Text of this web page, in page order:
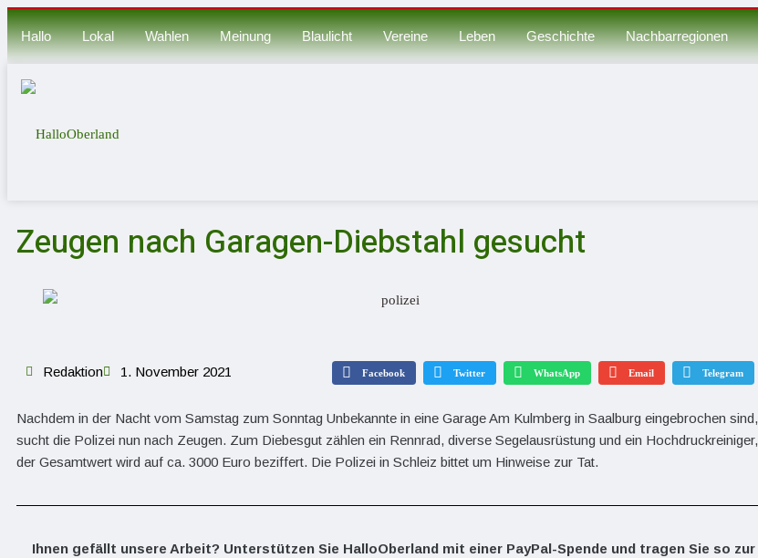
Hallo Lokal Wahlen Meinung Blaulicht Vereine Leben Geschichte Nachbarregionen
Zeugen nach Garagen-Diebstahl gesucht
Redaktion 1. November 2021 Facebook Twitter WhatsApp Email Telegram
Nachdem in der Nacht vom Samstag zum Sonntag Unbekannte in eine Garage Am Kulmberg in Saalburg eingebrochen sind,
sucht die Polizei nun nach Zeugen. Zum Diebesgut zählen ein Rennrad, diverse Segelausrüstung und ein Hochdruckreiniger,
der Gesamtwert wird auf ca. 3000 Euro beziffert. Die Polizei in Schleiz bittet um Hinweise zur Tat.
Ihnen gefällt unsere Arbeit? Unterstützen Sie HalloOberland mit einer PayPal-Spende und tragen Sie so zur